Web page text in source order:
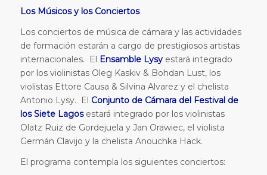
Los Músicos y los Conciertos
Los conciertos de música de cámara y las actividades
de formación estarán a cargo de prestigiosos artistas
internacionales. El Ensamble Lysyestará integrado
por los violinistas Oleg Kaskiv & Bohdan Lust, los
violistas Ettore Causa & Silvina Alvarez y el chelista
Antonio Lysy. El Conjunto de Cámara del Festival de
los Siete Lagosestará integrado por los violinistas
Olatz Ruiz de Gordejuela y Jan Orawiec, el violista
Germán Clavijo y la chelista Anouchka Hack.
El programa contempla los siguientes conciertos: